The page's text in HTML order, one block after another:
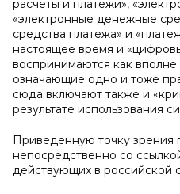
расчеты и платежи»,
«электронные денежные
средства платежа» и
настоящее время и
воспринимаются как
означающие одно и тоже
сюда включают также и
результате использования
Приведенную точку зрения
непосредственно со
действующих в российской